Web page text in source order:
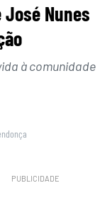
José Nunes
à comunidade